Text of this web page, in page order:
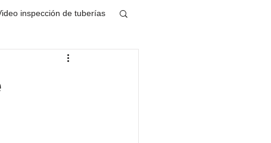
inspección de tuberías